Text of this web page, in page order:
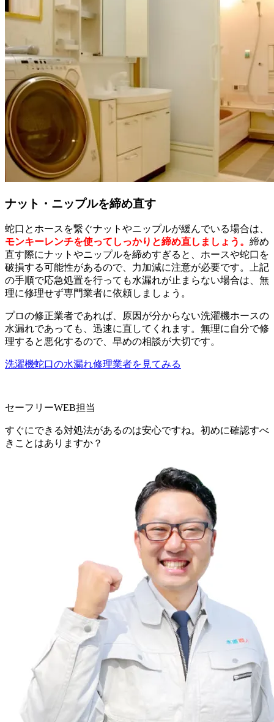
ナット・ニップルを締め直す
蛇口とホースを繋ぐナットやニップルが緩んでいる場合は、
モンキーレンチを使ってしっかりと締め直しましょう。 締め
直す際にナットやニップルを締めすぎると、ホースや蛇口を
破損する可能性があるので、力加減に注意が必要です。上記
の手順で応急処置を行っても水漏れが止まらない場合は、無
理に修理せず専門業者に依頼しましょう。
プロの修正業者であれば、原因が分からない洗濯機ホースの
水漏れであっても、迅速に直してくれます。無理に自分で修
理すると悪化するので、早めの相談が大切です。
洗濯機蛇口の水漏れ修理業者を見てみる
セーフリーWEB担当
すぐにできる対処法があるのは安心ですね。初めに確認すべ
きことはありますか？